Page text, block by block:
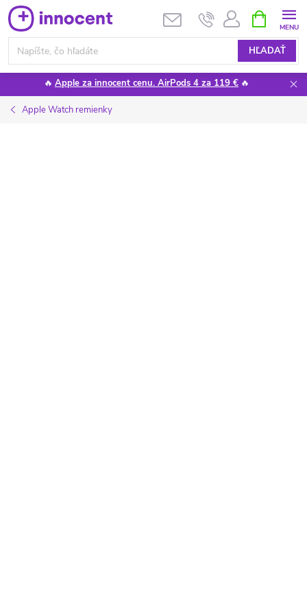
Prejsť
na
obsah
HĽADAŤ
KOŠÍK
🔥 Apple za innocent cenu. AirPods 4 za 119 € 🔥
Apple Watch remienky